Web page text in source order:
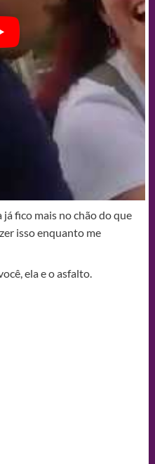
fico mais no chão do que
isso enquanto me
ela e o asfalto.